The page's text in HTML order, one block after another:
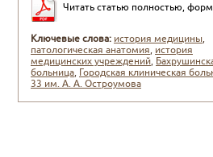
Читать статью полностью,
Ключевые слова: история медицины,
патологическая анатомия, история
медицинских учреждений,
больница, Городская клиническая
33 им. А. А. Остроумова